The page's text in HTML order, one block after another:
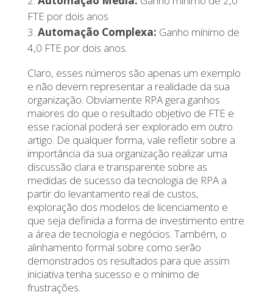
FTE por dois anos
Automação Complexa: Ganho mínimo de
4,0 FTE por dois anos.
Claro, esses números são apenas um exemplo
e não devem representar a realidade da sua
organização. Obviamente RPA gera ganhos
maiores do que o resultado objetivo de FTE e
esse racional poderá ser explorado em outro
artigo. De qualquer forma, vale refletir sobre a
importância da sua organização realizar uma
discussão clara e transparente sobre as
medidas de sucesso da tecnologia de RPA a
partir do levantamento real de custos,
exploração dos modelos de licenciamento e
que seja definida a forma de investimento entre
a área de tecnologia e negócios. Também, o
alinhamento formal sobre como serão
demonstrados os resultados para que assim
iniciativa tenha sucesso e o mínimo de
frustrações.